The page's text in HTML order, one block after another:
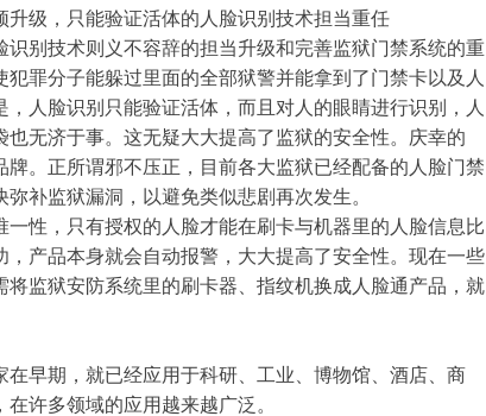
级，只能验证活体的人脸识别技术担当重任
别技术则义不容辞的担当升级和完善监狱门禁系统的重
罪分子能躲过里面的全部狱警并能拿到了门禁卡以及人
人脸识别只能验证活体，而且对人的眼睛进行识别，人
无济于事。这无疑大大提高了监狱的安全性。庆幸的
。正所谓邪不压正，目前各大监狱已经配备的人脸门禁
补监狱漏洞，以避免类似悲剧再次发生。
性，只有授权的人脸才能在刷卡与机器里的人脸信息比
产品本身就会自动报警，大大提高了安全性。现在一些
监狱安防系统里的刷卡器、指纹机换成人脸通产品，就
早期，就已经应用于科研、工业、博物馆、酒店、商
许多领域的应用越来越广泛。